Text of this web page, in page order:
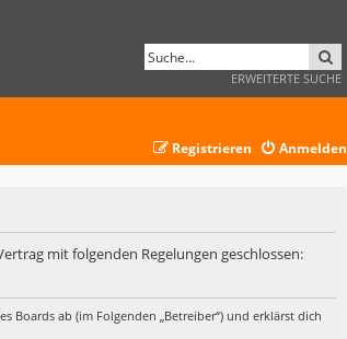
ERWEITERTE SUCHE
Anmelden
Registrieren
mit folgenden Regelungen geschlossen:
Boards ab (im Folgenden „Betreiber“) und erklärst dich